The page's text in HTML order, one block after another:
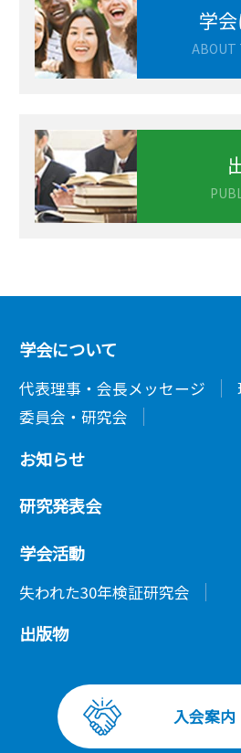
学
ABOUT
学会について
代表理事・会長メッセージ
委員会・研究会
お知らせ
研究発表会
学会活動
失われた30年検証研究会
出版物
入会案内